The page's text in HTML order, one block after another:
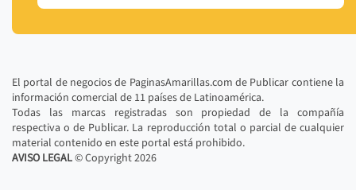
El portal de negocios de PaginasAmarillas.com de Publicar contiene la
información comercial de 11 países de Latinoamérica.
Todas las marcas registradas son propiedad de la compañía
respectiva o de Publicar. La reproducción total o parcial de cualquier
material contenido en este portal está prohibido.
AVISO LEGAL© Copyright2026